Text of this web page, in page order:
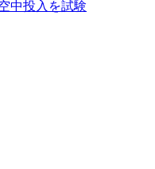
中投入を試験